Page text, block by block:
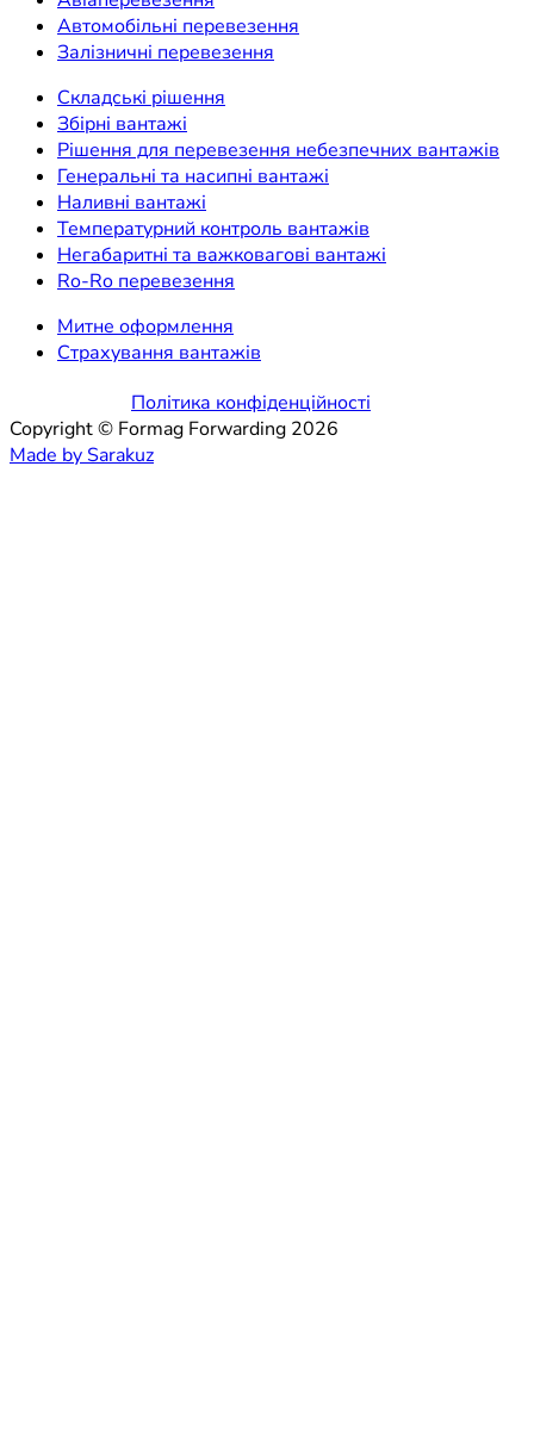
Автомобільні перевезення
Залізничні перевезення
Складські рішення
Збірні вантажі
Рішення для перевезення небезпечних вантажів
Генеральні та насипні вантажі
Наливні вантажі
Температурний контроль вантажів
Негабаритні та важковагові вантажі
Ro-Ro перевезення
Митне оформлення
Страхування вантажів
Політика конфіденційності
Copyright © Formag Forwarding 2026
Made by Sarakuz